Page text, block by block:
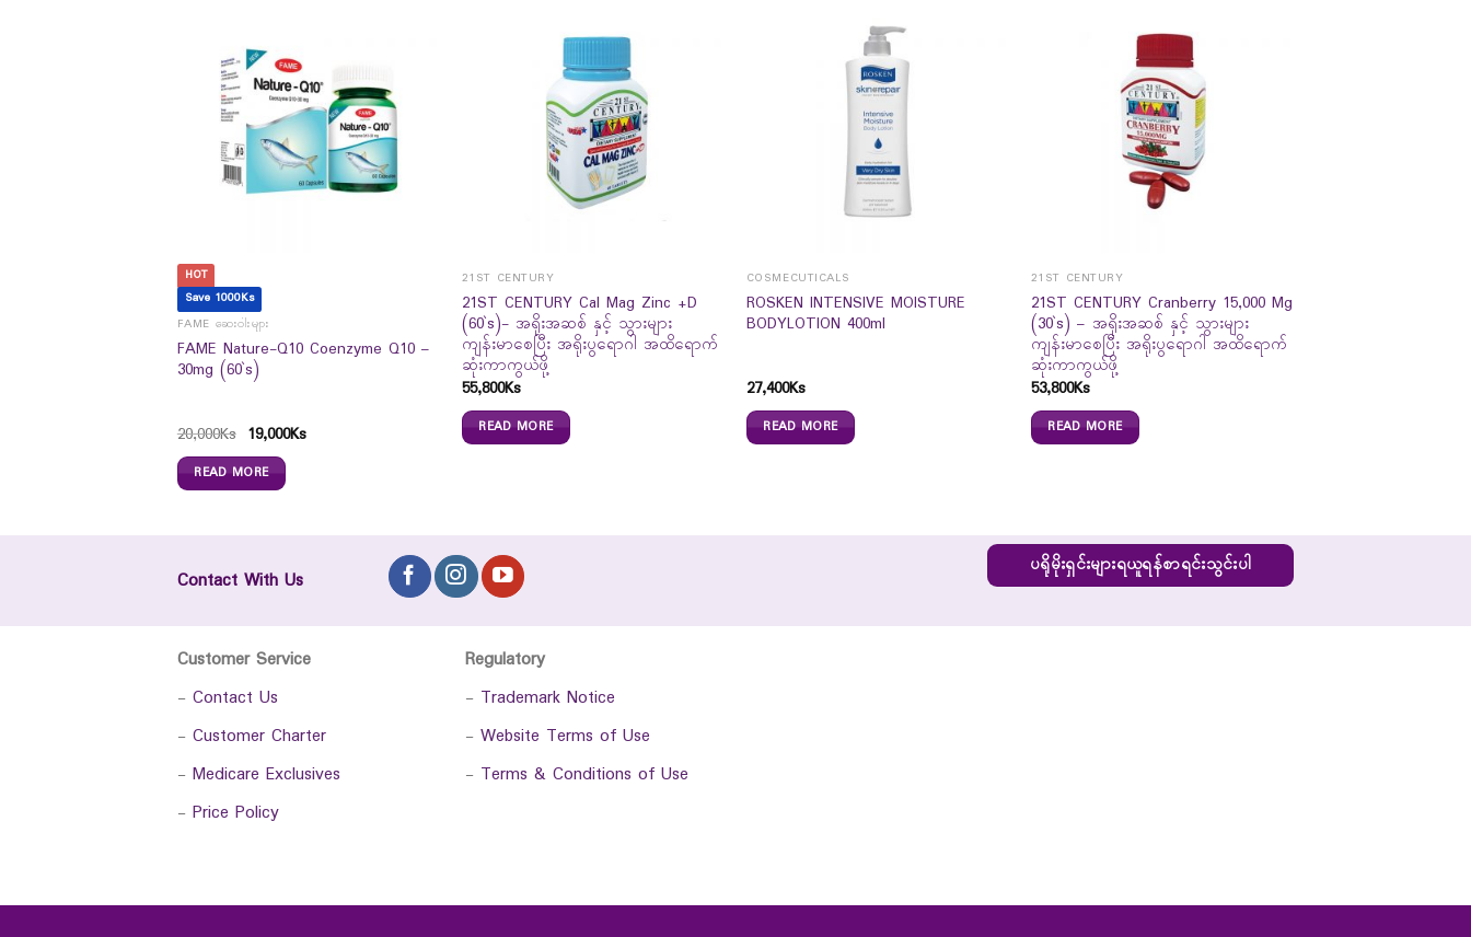
HOT
Save 1000Ks
FAME ဆေးဝါးများ
FAME Nature-Q10 Coenzyme Q10 –
30mg (60`s)
20,000Ks 19,000Ks
READ MORE
21ST CENTURY
21ST CENTURY Cal Mag Zinc +D
(60`s)- အရိုးအဆစ် နှင့် သွားများ
ကျန်းမာစေပြီး အရိုးပွရောဂါ အထိရောက်
ဆုံးကာကွယ်ဖို့
55,800Ks
READ MORE
COSMECUTICALS
ROSKEN INTENSIVE MOISTURE
BODYLOTION 400ml
27,400Ks
READ MORE
21ST CENTURY
21ST CENTURY Cranberry 15,000 Mg
(30`s) – အရိုးအဆစ် နှင့် သွားများ
ကျန်းမာစေပြီး အရိုးပွရောဂါ အထိရောက်
ဆုံးကာကွယ်ဖို့
53,800Ks
READ MORE
Contact With Us
ပရိုမိုးရှင်းများရယူရန်စာရင်းသွင်းပါ
Customer Service
- Contact Us
- Customer Charter
- Medicare Exclusives
- Price Policy
Regulatory
- Trademark Notice
- Website Terms of Use
- Terms & Conditions of Use